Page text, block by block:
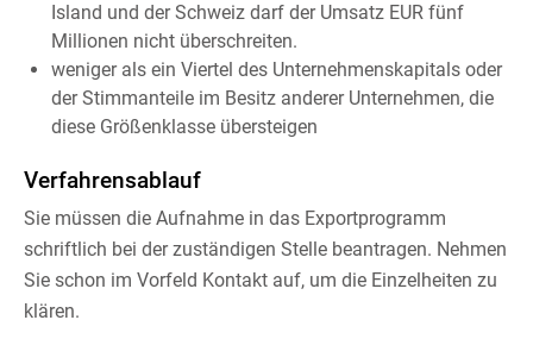
Island und der Schweiz darf der Umsatz EUR fünf
Millionen nicht überschreiten.
weniger als ein Viertel des Unternehmenskapitals oder
der Stimmanteile im Besitz anderer Unternehmen, die
diese Größenklasse übersteigen
Verfahrensablauf
Sie müssen die Aufnahme in das Exportprogramm
schriftlich bei der zuständigen Stelle beantragen. Nehmen
Sie schon im Vorfeld Kontakt auf, um die Einzelheiten zu
klären.